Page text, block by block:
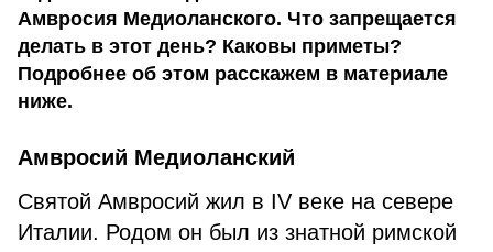
Амвросия Медиоланского. Что запрещается
делать в этот день? Каковы приметы?
Подробнее об этом расскажем в материале
ниже.
Амвросий Медиоланский
Святой Амвросий жил в IV веке на севере
Италии. Родом он был из знатной римской